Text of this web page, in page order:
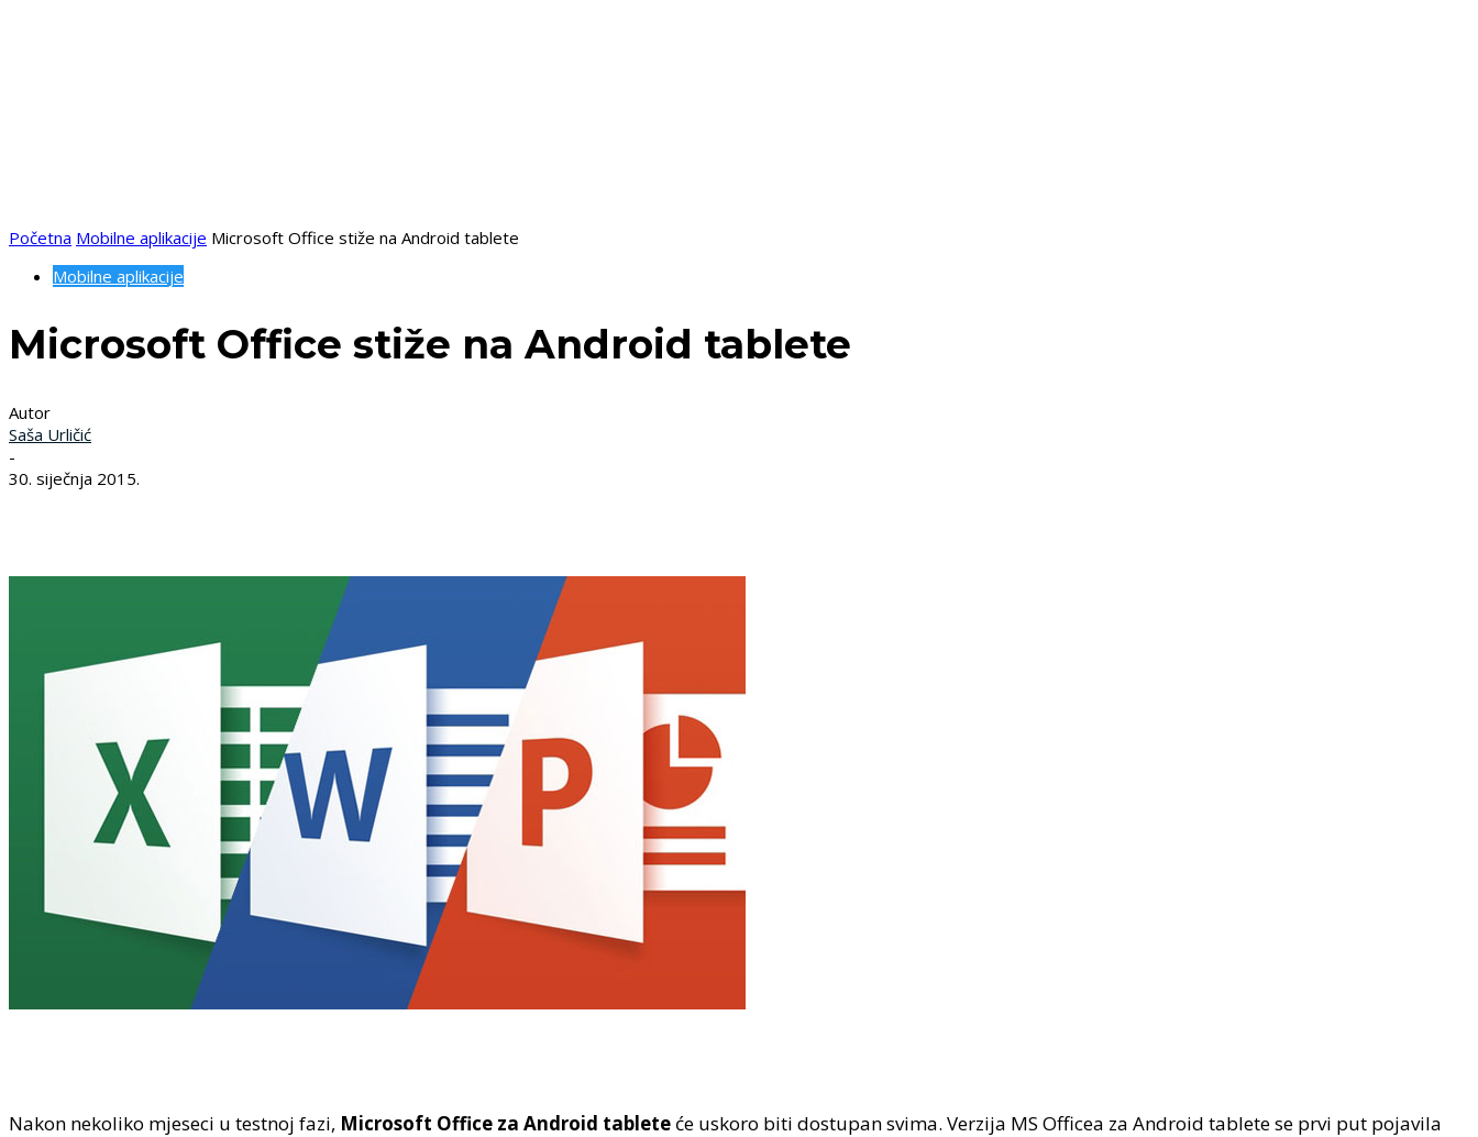
Početna Mobilne aplikacije Microsoft Office stiže na Android tablete
Mobilne aplikacije
Microsoft Office stiže na Android tablete
Autor
Saša Urličić
-
30. siječnja 2015.
Nakon nekoliko mjeseci u testnoj fazi, Microsoft Office za Android tablete će uskoro biti dostupan svima. Verzija MS Officea za Android tablete se prvi put pojavila